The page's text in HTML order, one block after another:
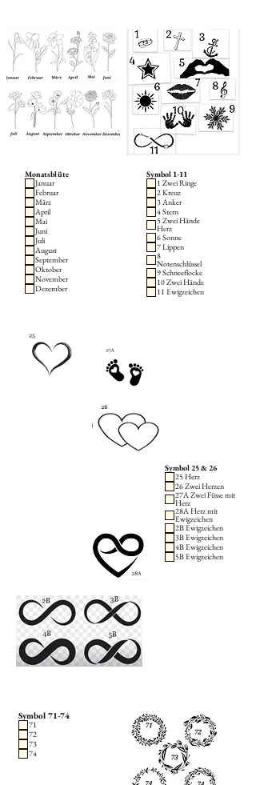
Monatsblüte
Januar
Februar
März
April
Mai
Juni
Juli
August
September
Oktober
November
Dezember
Symbol 1-11
1 Zwei Ringe
2 Kreuz
3 Anker
4 Stern
5 Zwei Hände
Herz
6 Sonne
7 Lippen
8
Notenschlüssel
9 Schneeflocke
10 Zwei Hände
11 Ewigzeichen
Symbol 25 & 26
25 Herz
26 Zwei Herzen
27A Zwei Füsse mit
Herz
28A Herz mit
Ewigzeichen
2B Ewigzeichen
3B Ewigzeichen
4B Ewigzeichen
5B Ewigzeichen
Symbol 71-74
71
72
73
74